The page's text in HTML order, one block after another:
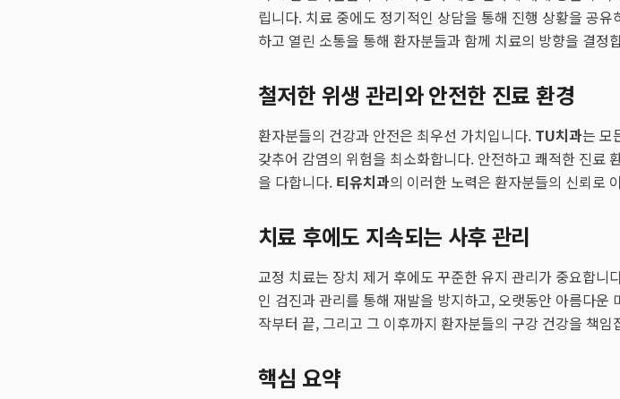
립니다. 치료 중에도 정기적인 상담을 통해 진행 상황을 공
하고 열린 소통을 통해 환자분들과 함께 치료의 방향을 결정
철저한 위생 관리와 안전한 진료 환경
환자분들의 건강과 안전은 최우선 가치입니다. TU치과는 모
갖추어 감염의 위험을 최소화합니다. 안전하고 쾌적한 진료
을 다합니다. 티유치과의 이러한 노력은 환자분들의 신뢰로
치료 후에도 지속되는 사후 관리
교정 치료는 장치 제거 후에도 꾸준한 유지 관리가 중요합니
인 검진과 관리를 통해 재발을 방지하고, 오랫동안 아름다운
작부터 끝, 그리고 그 이후까지 환자분들의 구강 건강을 책임
핵심 요약